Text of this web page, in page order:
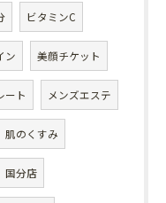
ビタミンC
ン 美顔チケット
ート メンズエステ
肌のくすみ
国分店